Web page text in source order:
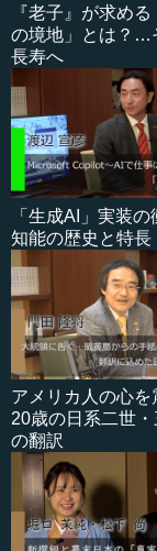
『老子』が求め
の境地」とは？…
長寿へ
「生成AI」実装
知能の歴史と特長
アメリカ人の心を
20歳の日系二世
の翻訳